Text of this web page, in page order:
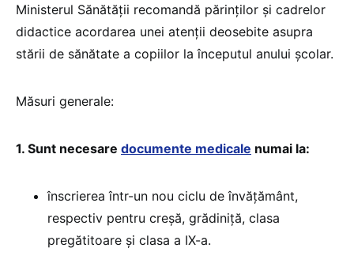
Ministerul Sănătății recomandă părinților și cadrelor
didactice acordarea unei atenții deosebite asupra
stării de sănătate a copiilor la începutul anului școlar.
Măsuri generale:
1. Sunt necesare documente medicale numai la:
înscrierea într-un nou ciclu de învăţământ,
respectiv pentru creșă, grădiniță, clasa
pregătitoare și clasa a IX-a.